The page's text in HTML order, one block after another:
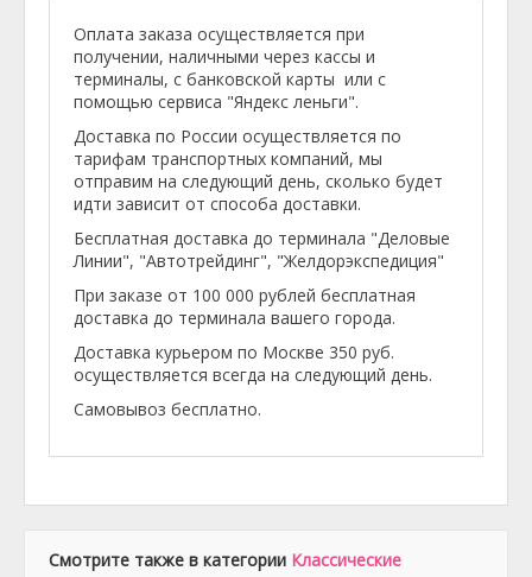
Оплата заказа осуществляется при
получении, наличными через кассы и
терминалы, с банковской карты или с
помощью сервиса "Яндекс леньги".
Доставка по России осуществляется по
тарифам транспортных компаний, мы
отправим на следующий день, сколько будет
идти зависит от способа доставки.
Бесплатная доставка до терминала "Деловые
Линии", "Автотрейдинг", "Желдорэкспедиция"
При заказе от 100 000 рублей бесплатная
доставка до терминала вашего города.
Доставка курьером по Москве 350 руб.
осуществляется всегда на следующий день.
Самовывоз бесплатно.
Смотрите также в категории Классические